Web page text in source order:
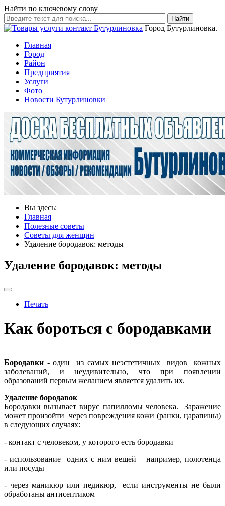
Найти по ключевому слову
Найти
Город Бутурлиновка.
Главная
Город
Район
Предприятия
Услуги
Фото
Новости Бутурлиновки
Вы здесь:
Главная
Полезные советы
Советы для женщин
Удаление бородавок: методы
Удаление бородавок: методы
Печать
Как бороться с бородавками
Бородавки -один из самых неэстетичных видов кожных
заболеваний, и неудивительно, что при появлении
образований первым желанием является удалить их.
Удаление бородавок
Бородавки вызывает вирус папилломы человека. Заражение
может произойти через повреждения кожи (ранки, царапины)
в следующих случаях:
- контакт с человеком, у которого есть бородавки
- использование одних с ним вещей – например, полотенца
или посуды
- через маникюр или педикюр, если инструменты не были
обработаны антисептиком